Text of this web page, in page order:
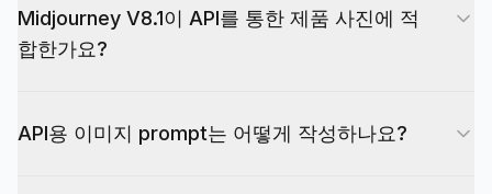
에이티브 방향에 적합합니다.
Builder에 표시된 이 라우트의 지원 파라미터를 사
용할 수 있습니다. --ar, --s, --chaos, --exp, --
최상위 quality 파라미터(standard 또는 hd)로 전달
Midjourney V8.1이 API를 통한 제품 사진에 적
합한가요?
어로 샷, 이커머스 팩샷, 런칭 비주얼, 목업, 광고 크
API용 이미지 prompt는 어떻게 작성하나요?